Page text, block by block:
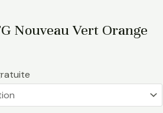
Nouveau Vert Orange